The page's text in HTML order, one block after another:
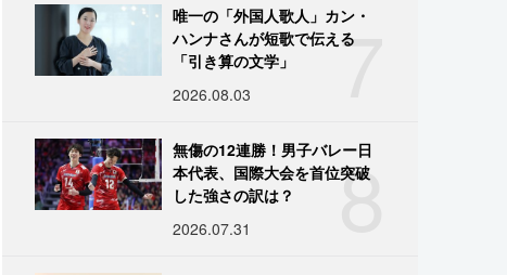
7
唯一の「外国人歌人」カン・
ハンナさんが短歌で伝える
「引き算の文学」
2026.08.03
8
無傷の12連勝！男子バレー日
本代表、国際大会を首位突破
した強さの訳は？
2026.07.31